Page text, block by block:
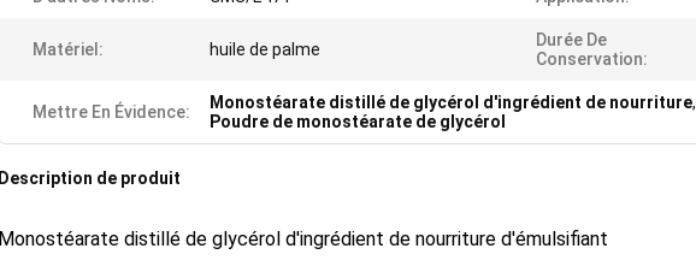
Matériel: huile de palme
Durée De
Conservation:
Mettre En Évidence: Monostéarate distillé de glycérol d'ingrédient de nourriture,
Poudre de monostéarate de glycérol
Description de produit
Monostéarate distillé de glycérol d'ingrédient de nourriture d'émulsifiant